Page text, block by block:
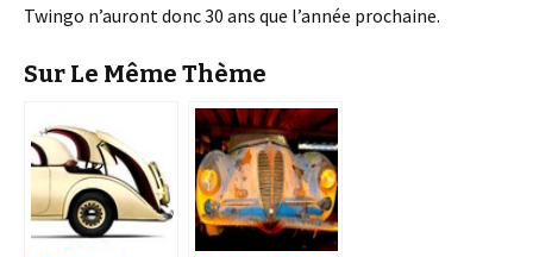
Twingo n’auront donc 30 ans que l’année prochaine.
Sur Le Même Thème